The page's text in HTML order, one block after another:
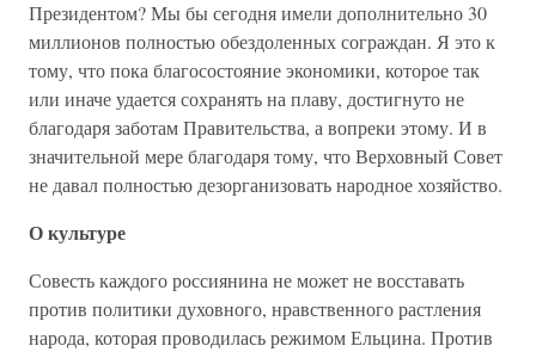
Президентом? Мы бы сегодня имели дополнительно 30
миллионов полностью обездоленных сограждан. Я это к
тому, что пока благосостояние экономики, которое так
или иначе удается сохранять на плаву, достигнуто не
благодаря заботам Правительства, а вопреки этому. И в
значительной мере благодаря тому, что Верховный Совет
не давал полностью дезорганизовать народное хозяйство.
О культуре
Совесть каждого россиянина не может не восставать
против политики духовного, нравственного растления
народа, которая проводилась режимом Ельцина. Против